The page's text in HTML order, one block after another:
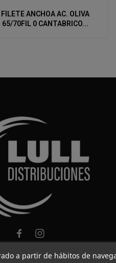
FILETE ANCHOA AC. OLIVA
65/70FIL 0 CANTABRICO...
a partir de hábitos de